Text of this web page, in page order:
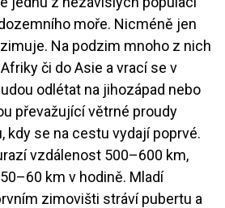
moře. Nicméně jen
Na podzim mnoho z nich
či do Asie a vrací se v
odlétat na jihozápad nebo
převažující větrné proudy
kdy se na cestu vydají poprvé.
vzdálenost 500–600 km,
km v hodině. Mladí
zimovišti stráví pubertu a